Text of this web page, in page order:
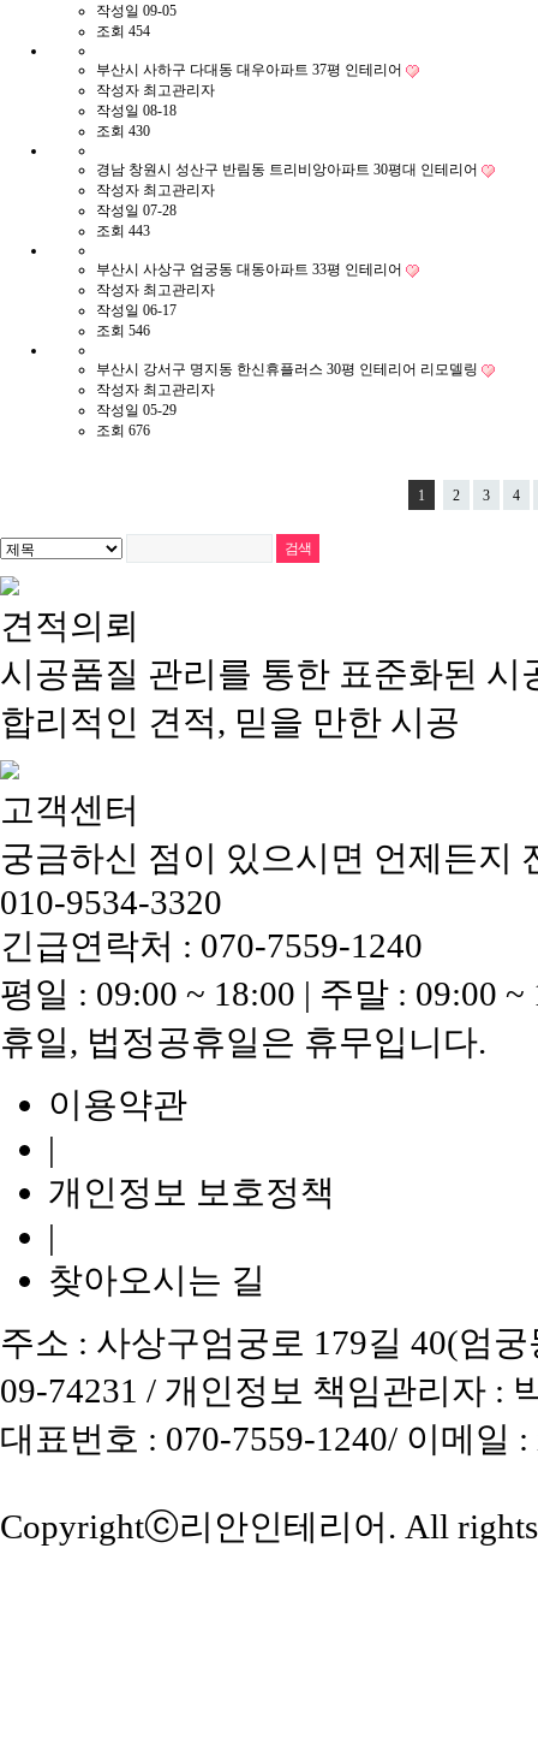
작성일 09-05
조회 454
부산시 사하구 다대동 대우아파트 37평 인테리어
작성자 최고관리자
작성일 08-18
조회 430
경남 창원시 성산구 반림동 트리비앙아파트 30평대 인테리어
작성자 최고관리자
작성일 07-28
조회 443
부산시 사상구 엄궁동 대동아파트 33평 인테리어
작성자 최고관리자
작성일 06-17
조회 546
부산시 강서구 명지동 한신휴플러스 30평 인테리어 리모델링
작성자 최고관리자
작성일 05-29
조회 676
1 2 3 4
견적의뢰
시공품질 관리를 통한 표준화된 시
합리적인 견적, 믿을 만한 시공
고객센터
궁금하신 점이 있으시면 언제든지
010-9534-3320
긴급연락처 : 070-7559-1240
평일 : 09:00 ~ 18:00 | 주말 : 09:00 ~
휴일, 법정공휴일은 휴무입니다.
이용약관
|
개인정보 보호정책
|
찾아오시는 길
주소 : 사상구엄궁로 179길 40(엄
09-74231 / 개인정보 책임관리자 :
대표번호 : 070-7559-1240/ 이메일
Copyrightⓒ리안인테리어 . All